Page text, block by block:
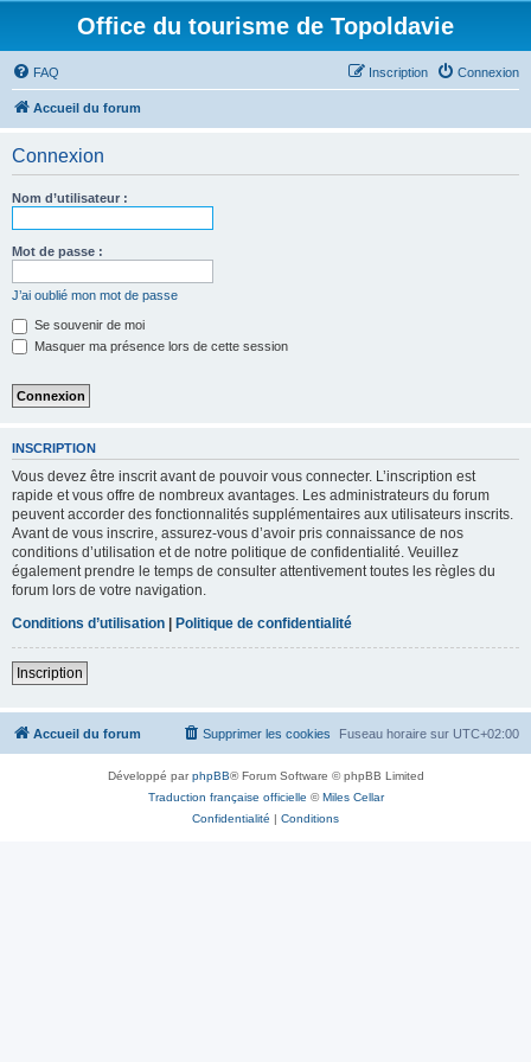
Office du tourisme de Topoldavie
FAQ Connexion
Inscription
Accueil du forum
Connexion
Nom d’utilisateur :
Mot de passe :
J’ai oublié mon mot de passe
Se souvenir de moi
Masquer ma présence lors de cette session
INSCRIPTION
Vous devez être inscrit avant de pouvoir vous connecter. L’inscription est
rapide et vous offre de nombreux avantages. Les administrateurs du forum
peuvent accorder des fonctionnalités supplémentaires aux utilisateurs inscrits.
Avant de vous inscrire, assurez-vous d’avoir pris connaissance de nos
conditions d’utilisation et de notre politique de confidentialité. Veuillez
également prendre le temps de consulter attentivement toutes les règles du
forum lors de votre navigation.
Conditions d’utilisation | Politique de confidentialité
Inscription
Accueil du forum Fuseau horaire sur UTC+02:00
Supprimer les cookies
Développé parphpBB® Forum Software © phpBB Limited
Traduction française officielle ©Miles Cellar
Confidentialité | Conditions